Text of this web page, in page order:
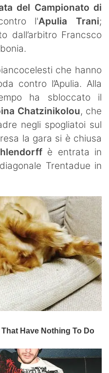
del Campionato di
l'Apulia Trani;
dall’arbitro Francsco
che hanno
contro l’Apulia. Alla
ha sbloccato il
Chatzinikolou, che
negli spogliatoi sul
la gara si è chiusa
è entrata in
Trentadue in